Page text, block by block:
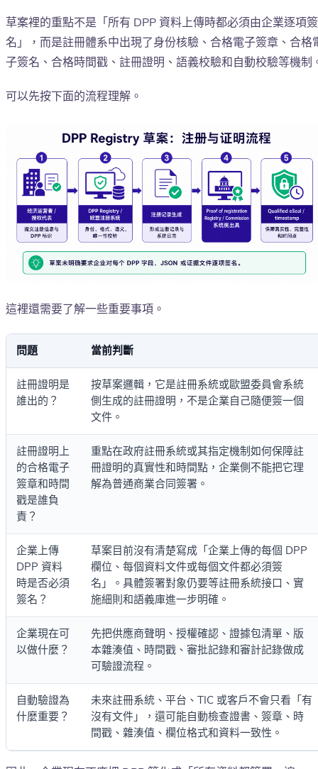
草案裡的重點不是「所有 DPP 資料上傳時都必須由企業逐項簽
名」，而是註冊體系中出現了身份核驗、合格電子簽章、合格
子簽名、合格時間戳、註冊證明、語義校驗和自動校驗等機制
可以先按下面的流程理解。
這裡還需要了解一些重要事項。
問題 當前判斷
註冊證明是
誰出的？
按草案邏輯，它是註冊系統或歐盟委員會系統
側生成的註冊證明，不是企業自己隨便簽一個
文件。
註冊證明上
的合格電子
簽章和時間
戳是誰負
責？
重點在政府註冊系統或其指定機制如何保障註
冊證明的真實性和時間點，企業側不能把它理
解為普通商業合同簽署。
企業上傳
DPP 資料
時是否必須
簽名？
草案目前沒有清楚寫成「企業上傳的每個 DPP
欄位、每個資料文件或每個文件都必須簽
名」。具體簽署對象仍要等註冊系統接口、實
施細則和語義庫進一步明確。
企業現在可
以做什麼？
先把供應商聲明、授權確認、證據包清單、版
本雜湊值、時間戳、審批記錄和審計記錄做成
可驗證流程。
自動驗證為
什麼重要？
未來註冊系統、平台、TIC 或客戶不會只看「有
沒有文件」，還可能自動檢查證書、簽章、時
間戳、雜湊值、欄位格式和資料一致性。